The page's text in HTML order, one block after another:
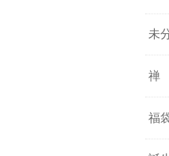
未
禅
福